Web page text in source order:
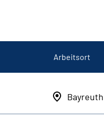
Arbeitsort
Bayreuth